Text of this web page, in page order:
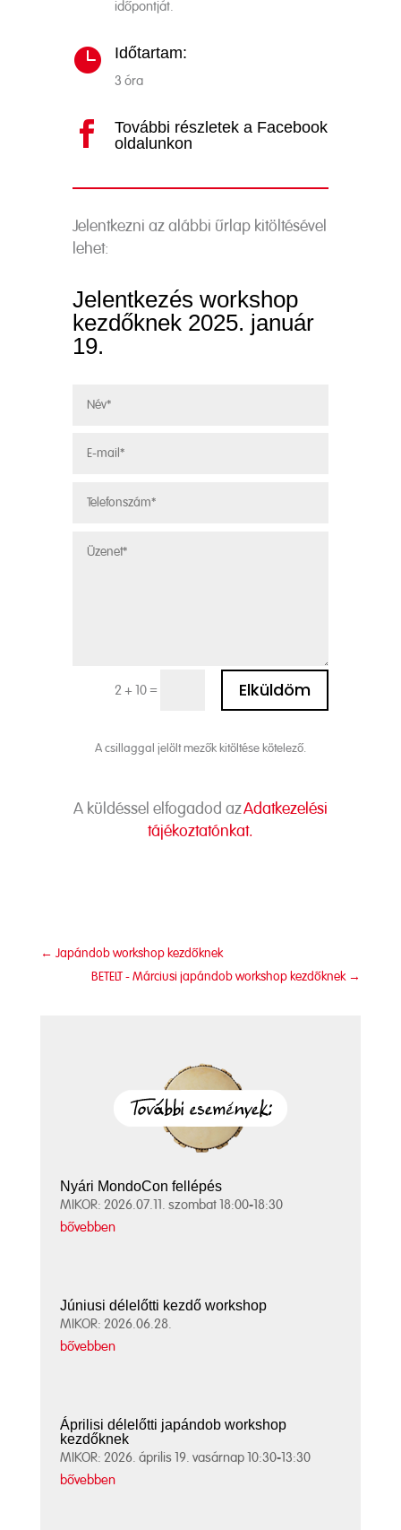
időpontját.
 Időtartam:
3 óra

További részletek a Facebook
oldalunkon
Jelentkezni az alábbi űrlap kitöltésével
lehet:
Jelentkezés workshop
kezdőknek 2025. január
19.
2 + 10 = Elküldöm
Alternative:
A csillaggal jelölt mezők kitöltése kötelező.
A küldéssel elfogadod azAdatkezelési
tájékoztatónkat.
← Japándob workshop kezdőknek
BETELT - Márciusi japándob workshop kezdőknek→
Nyári MondoCon fellépés
MIKOR: 2026.07.11. szombat 18:00-18:30
bővebben
Júniusi délelőtti kezdő workshop
MIKOR: 2026.06.28.
bővebben
Áprilisi délelőtti japándob workshop
kezdőknek
MIKOR: 2026. április 19. vasárnap 10:30-13:30
bővebben